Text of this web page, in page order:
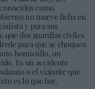
como
no mueve ficha en
y para sus
que dos guardias civiles
para que se choquen
homicidio, un
Es un accidente
o el viajante que
es lo que hay.